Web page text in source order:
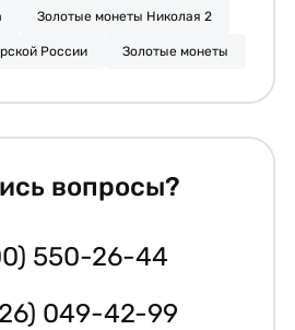
Золотые монеты Николая 2
России Золотые монеты
вопросы?
550-26-44
049-42-99